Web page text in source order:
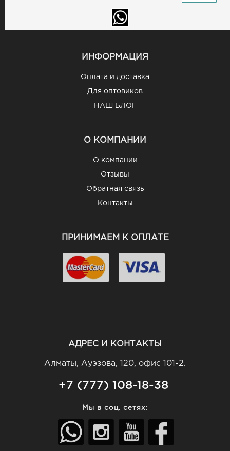
ИНФОРМАЦИЯ
Оплата и доставка
Для оптовиков
НАШ БЛОГ
О КОМПАНИИ
О компании
Отзывы
Обратная связь
Контакты
ПРИНИМАЕМ К ОПЛАТЕ
АДРЕС И КОНТАКТЫ
Алматы, Ауэзова, 120, офис 101-2.
+7 (777) 108-18-38
Мы в соц. сетях: